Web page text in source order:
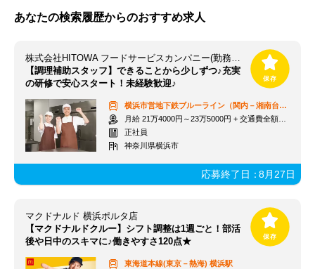
あなたの検索履歴からのおすすめ求人
株式会社HITOWA フードサービスカンパニー(勤務地：シニアフォレスト横浜磯子/13461)
【調理補助スタッフ】できることから少しずつ♪充実
の研修で安心スタート！未経験歓迎♪
横浜市営地下鉄ブルーライン（関内－湘南台）
月給 21万4000円～23万5000円 + 交通費全額支給
正社員
神奈川県横浜市
応募終了日：8月27日
マクドナルド 横浜ポルタ店
【マクドナルドクルー】シフト調整は1週ごと！部活
後や日中のスキマに♪働きやすさ120点★
東海道本線(東京－熱海) 横浜駅